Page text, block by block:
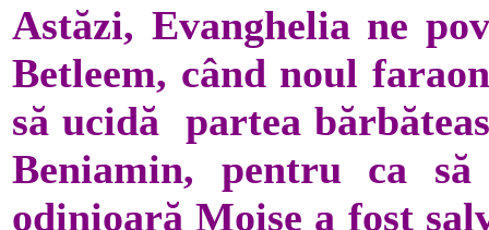
Astăzi, Evanghelia ne
Betleem, când noul
să ucidă partea
Beniamin, pentru ca
odinioară Moise a fost